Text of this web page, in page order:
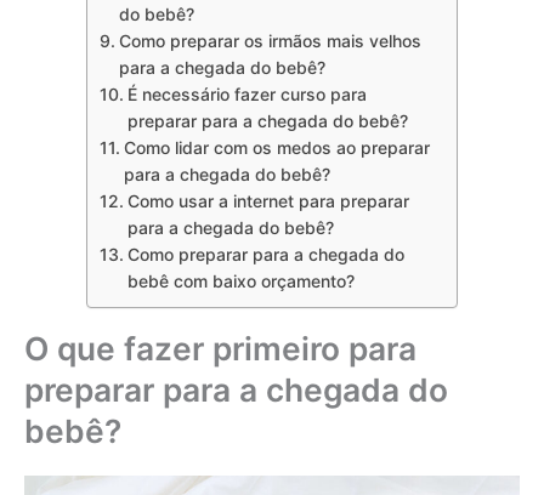
do bebê?
Como preparar os irmãos mais velhos
para a chegada do bebê?
É necessário fazer curso para
preparar para a chegada do bebê?
Como lidar com os medos ao preparar
para a chegada do bebê?
Como usar a internet para preparar
para a chegada do bebê?
Como preparar para a chegada do
bebê com baixo orçamento?
O que fazer primeiro para
preparar para a chegada do
bebê?